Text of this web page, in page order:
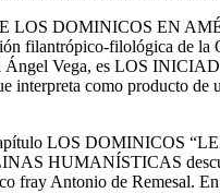
LOS DOMINICOS EN A
filantrópico-filológica de
Ángel Vega, es LOS
como producto de
LOS DOMINICOS
HUMANÍSTICAS
fray Antonio de Remesal.